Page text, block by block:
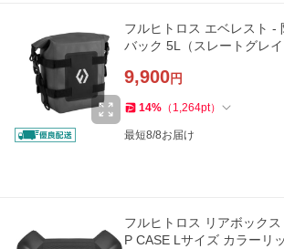
フルヒトロス エベレスト -
バック 5L（スレートグレ
9,900円
14% （ 1,264pt）
最短8/8お届け
フルヒトロス リアボック
P CASE Lサイズ カラーリ